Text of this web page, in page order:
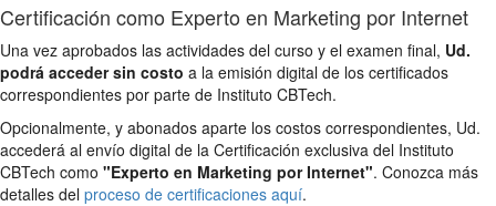
Certificación como Experto en Marketing por Internet
Una vez aprobados las actividades del curso y el examen final, Ud.
podrá acceder sin costo a la emisión digital de los certificados
correspondientes por parte de Instituto CBTech.
Opcionalmente, y abonados aparte los costos correspondientes, Ud.
accederá al envío digital de la Certificación exclusiva del Instituto
CBTech como "Experto en Marketing por Internet". Conozca más
detalles del proceso de certificaciones aquí.